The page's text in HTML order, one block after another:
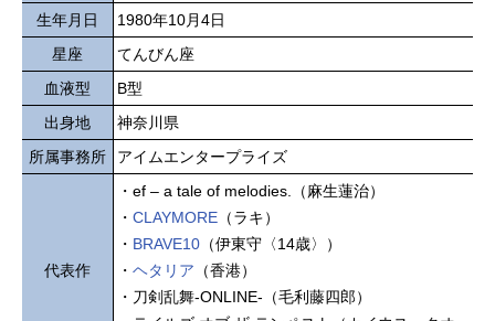
生年月日
1980年10月4日
星座
てんびん座
血液型
B型
出身地
神奈川県
所属事務所
アイムエンタープライズ
代表作
・ef – a tale of melodies.（麻生蓮治）
・ CLAYMORE （ラキ）
・ BRAVE10 （伊東守〈14歳〉）
・ ヘタリア （香港）
・刀剣乱舞-ONLINE-（毛利藤四郎）